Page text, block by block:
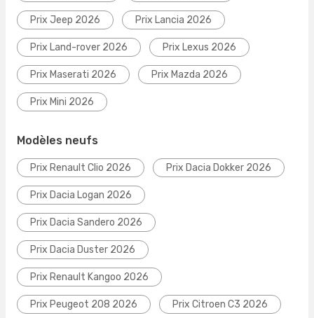
Prix Jeep 2026 Prix Lancia 2026
Prix Land-rover 2026 Prix Lexus 2026
Prix Maserati 2026 Prix Mazda 2026
Prix Mini 2026
Modèles neufs
Prix Renault Clio 2026 Prix Dacia Dokker 2026
Prix Dacia Logan 2026
Prix Dacia Sandero 2026
Prix Dacia Duster 2026
Prix Renault Kangoo 2026
Prix Peugeot 208 2026 Prix Citroen C3 2026